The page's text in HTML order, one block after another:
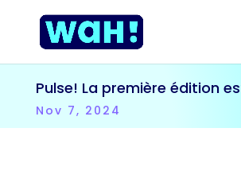
Pulse! La première édition
Nov 7, 2024